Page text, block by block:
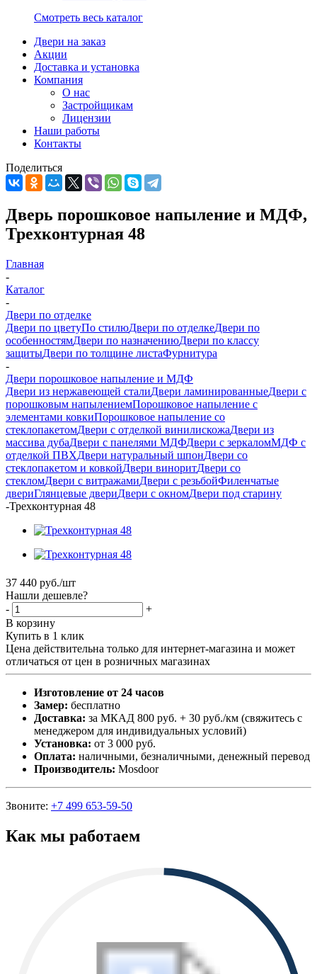
Смотреть весь каталог
Двери на заказ
Акции
Доставка и установка
Компания
О нас
Застройщикам
Лицензии
Наши работы
Контакты
Поделиться
Дверь порошковое напыление и МДФ,
Трехконтурная 48
Главная
-
Каталог
-
Двери по отделке
Двери по цветуПо стилюДвери по отделкеДвери по
особенностямДвери по назначениюДвери по классу
защитыДвери по толщине листаФурнитура
-
Двери порошковое напыление и МДФ
Двери из нержавеющей сталиДвери ламинированныеДвери с
порошковым напылениемПорошковое напыление с
элементами ковкиПорошковое напыление со
стеклопакетомДвери с отделкой винилискожаДвери из
массива дубаДвери с панелями МДФДвери с зеркаломМДФ с
отделкой ПВХДвери натуральный шпонДвери со
стеклопакетом и ковкойДвери виноритДвери со
стекломДвери с витражамиДвери с резьбойФиленчатые
двериГлянцевые двериДвери с окномДвери под старину
-Трехконтурная 48
37 440 руб./шт
Нашли дешевле?
-
+
В корзину
Купить в 1 клик
Цена действительна только для интернет-магазина и может
отличаться от цен в розничных магазинах
Изготовление от 24 часов
Замер: бесплатно
Доставка: за МКАД 800 руб. + 30 руб./км (свяжитесь с
менеджером для индивидуальных условий)
Установка: от 3 000 руб.
Оплата: наличными, безналичными, денежный перевод
Производитель: Mosdoor
Звоните: +7 499 653-59-50
Как мы работаем